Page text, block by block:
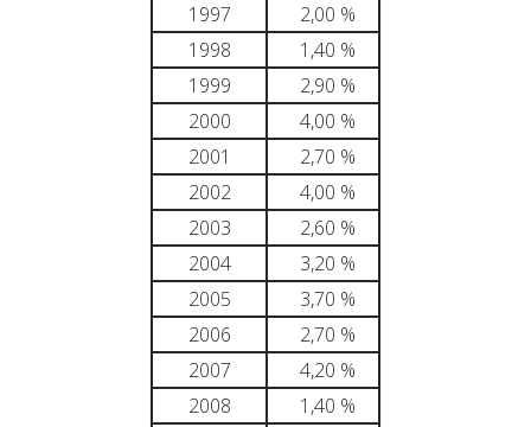
1997
2,00 %
1998
1,40 %
1999
2,90 %
2000
4,00 %
2001
2,70 %
2002
4,00 %
2003
2,60 %
2004
3,20 %
2005
3,70 %
2006
2,70 %
2007
4,20 %
2008
1,40 %